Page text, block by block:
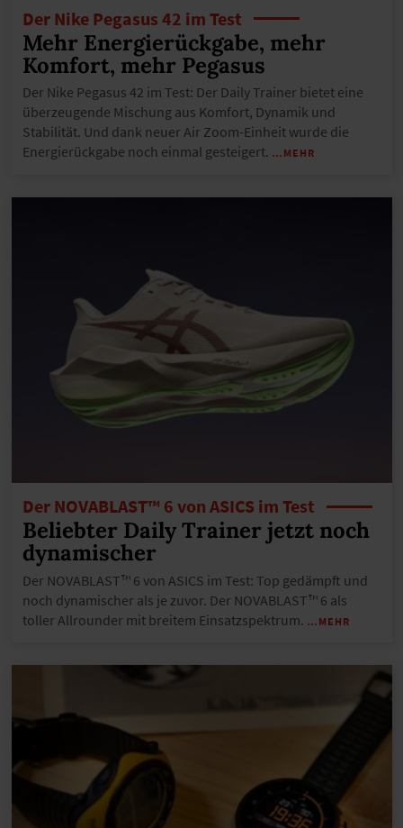
Der Nike Pegasus 42 im Test
Mehr Energierückgabe, mehr
Komfort, mehr Pegasus
Der Nike Pegasus 42 im Test: Der Daily Trainer bietet eine
überzeugende Mischung aus Komfort, Dynamik und
Stabilität. Und dank neuer Air Zoom-Einheit wurde die
Energierückgabe noch einmal gesteigert. …MEHR
Der NOVABLAST™ 6 von ASICS im Test
Beliebter Daily Trainer jetzt noch
dynamischer
Der NOVABLAST™ 6 von ASICS im Test: Top gedämpft und
noch dynamischer als je zuvor. Der NOVABLAST™ 6 als
toller Allrounder mit breitem Einsatzspektrum. …MEHR